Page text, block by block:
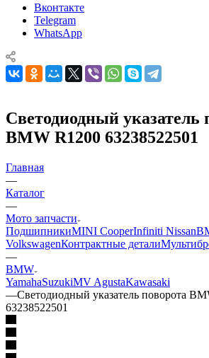
Вконтакте
Telegram
WhatsApp
Светодиодный указатель
BMW R1200 63238522501
Главная
—
Каталог
—
Мото запчасти
ПодшипникиMINI CooperInfiniti Nissan
VolkswagenКонтрактные детали
—
BMW
YamahaSuzukiMV AgustaKawasaki
—Светодиодный указатель поворота
63238522501